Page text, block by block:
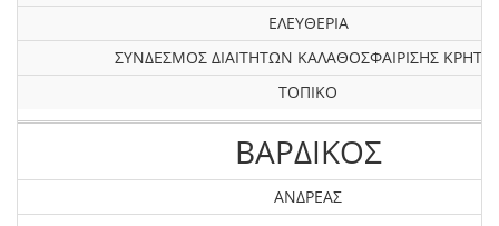
ΕΛΕΥΘΕΡΙΑ
ΣΥΝΔΕΣΜΟΣ ΔΙΑΙΤΗΤΩΝ ΚΑΛΑΘΟΣΦΑΙΡΙΣΗΣ
ΤΟΠΙΚΟ
ΒΑΡΔΙΚΟΣ
ΑΝΔΡΕΑΣ